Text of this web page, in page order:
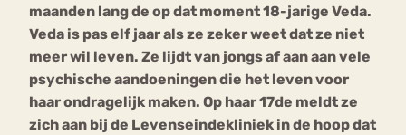
maanden lang de op dat moment 18-jarige Veda.
Veda is pas elf jaar als ze zeker weet dat ze niet
meer wil leven. Ze lijdt van jongs af aan aan vele
psychische aandoeningen die het leven voor
haar ondragelijk maken. Op haar 17de meldt ze
zich aan bij de Levenseindekliniek in de hoop dat
Eetbuien Piekeren Sport
Trauma
Orthorexia
Afvallen Angst